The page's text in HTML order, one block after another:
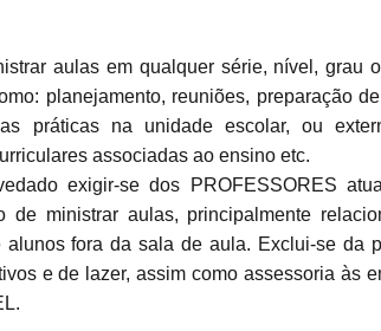
aulas em qualquer série, nível, grau
planejamento, reuniões, preparação
práticas na unidade escolar, ou
associadas ao ensino etc.
exigir-se dos PROFESSORES
de ministrar aulas, principalmente
fora da sala de aula. Exclui-se da
e de lazer, assim como assessoria às